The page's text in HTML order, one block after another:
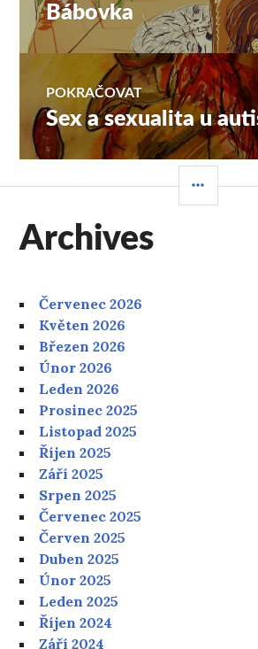
pro
příspěvek
Předchozí
příspěvek:
Bábovka
POKRAČOVAT
Následující
příspěvek:
Sex a sexualita u
PANEL
Archives
Červenec 2026
Květen 2026
Březen 2026
Únor 2026
Leden 2026
Prosinec 2025
Listopad 2025
Říjen 2025
Září 2025
Srpen 2025
Červenec 2025
Červen 2025
Duben 2025
Únor 2025
Leden 2025
Říjen 2024
Září 2024